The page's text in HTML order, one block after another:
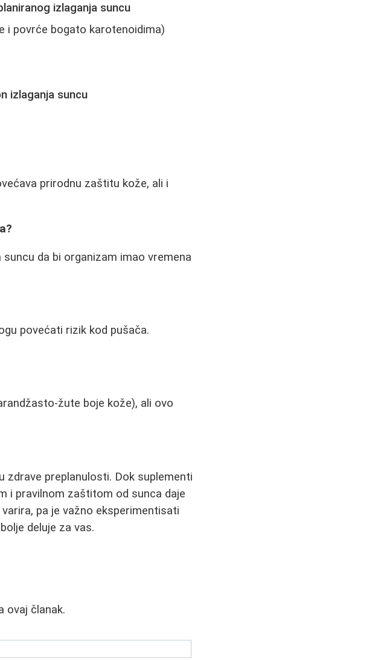
izlaganja suncu
i povrće bogato karotenoidima)
izlaganja suncu
prirodnu zaštitu kože, ali i
da bi organizam imao vremena
povećati rizik kod pušača.
žute boje kože), ali ovo
zdrave preplanulosti. Dok suplementi
i pravilnom zaštitom od sunca daje
pa je važno eksperimentisati
deluje za vas.
ovaj članak.